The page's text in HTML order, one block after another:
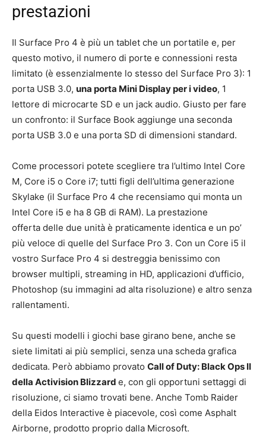
prestazioni
Il Surface Pro 4 è più un tablet che un portatile e, per
questo motivo, il numero di porte e connessioni resta
limitato (è essenzialmente lo stesso del Surface Pro 3): 1
porta USB 3.0, una porta Mini Display per i video, 1
lettore di microcarte SD e un jack audio. Giusto per fare
un confronto: il Surface Book aggiunge una seconda
porta USB 3.0 e una porta SD di dimensioni standard.
Come processori potete scegliere tra l’ultimo Intel Core
M, Core i5 o Core i7; tutti figli dell’ultima generazione
Skylake (il Surface Pro 4 che recensiamo qui monta un
Intel Core i5 e ha 8 GB di RAM). La prestazione
offerta delle due unità è praticamente identica e un po’
più veloce di quelle del Surface Pro 3. Con un Core i5 il
vostro Surface Pro 4 si destreggia benissimo con
browser multipli, streaming in HD, applicazioni d’ufficio,
Photoshop (su immagini ad alta risoluzione) e altro senza
rallentamenti.
Su questi modelli i giochi base girano bene, anche se
siete limitati ai più semplici, senza una scheda grafica
dedicata. Però abbiamo provato Call of Duty: Black Ops II
della Activision Blizzard e, con gli opportuni settaggi di
risoluzione, ci siamo trovati bene. Anche Tomb Raider
della Eidos Interactive è piacevole, così come Asphalt
Airborne, prodotto proprio dalla Microsoft.